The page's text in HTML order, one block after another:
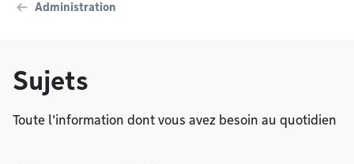
Administration
Sujets
Toute l'information dont vous avez besoin au quotidien